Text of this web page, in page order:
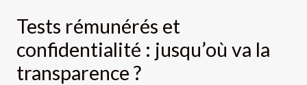
Tests rémunérés et
confidentialité : jusqu’où va la
transparence ?